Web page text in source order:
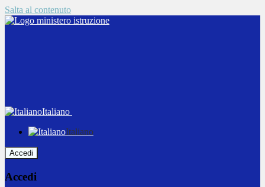
Salta al contenuto
Italiano
Italiano
Accedi
Accedi